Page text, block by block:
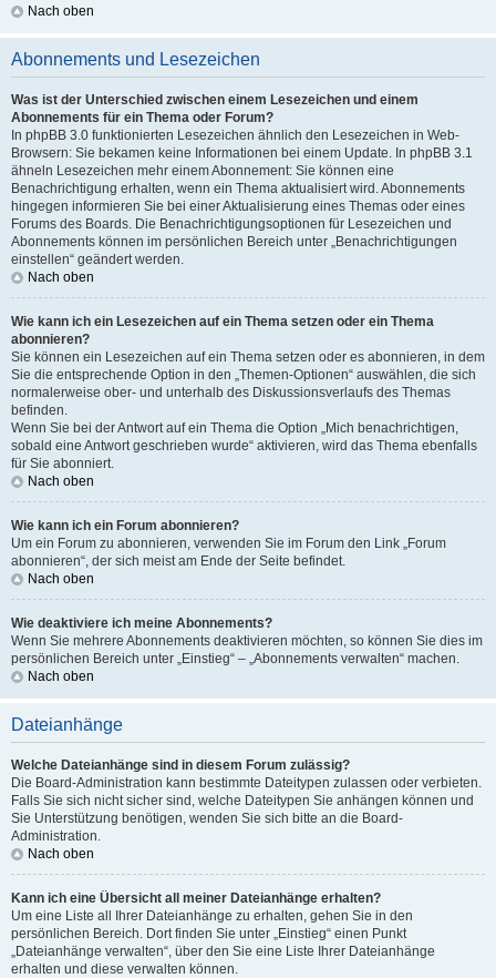
Nach oben
Abonnements und Lesezeichen
Was ist der Unterschied zwischen einem Lesezeichen und einem
Abonnements für ein Thema oder Forum?
In phpBB 3.0 funktionierten Lesezeichen ähnlich den Lesezeichen in Web-
Browsern: Sie bekamen keine Informationen bei einem Update. In phpBB 3.1
ähneln Lesezeichen mehr einem Abonnement: Sie können eine
Benachrichtigung erhalten, wenn ein Thema aktualisiert wird. Abonnements
hingegen informieren Sie bei einer Aktualisierung eines Themas oder eines
Forums des Boards. Die Benachrichtigungsoptionen für Lesezeichen und
Abonnements können im persönlichen Bereich unter „Benachrichtigungen
einstellen“ geändert werden.
Nach oben
Wie kann ich ein Lesezeichen auf ein Thema setzen oder ein Thema
abonnieren?
Sie können ein Lesezeichen auf ein Thema setzen oder es abonnieren, in dem
Sie die entsprechende Option in den „Themen-Optionen“ auswählen, die sich
normalerweise ober- und unterhalb des Diskussionsverlaufs des Themas
befinden.
Wenn Sie bei der Antwort auf ein Thema die Option „Mich benachrichtigen,
sobald eine Antwort geschrieben wurde“ aktivieren, wird das Thema ebenfalls
für Sie abonniert.
Nach oben
Wie kann ich ein Forum abonnieren?
Um ein Forum zu abonnieren, verwenden Sie im Forum den Link „Forum
abonnieren“, der sich meist am Ende der Seite befindet.
Nach oben
Wie deaktiviere ich meine Abonnements?
Wenn Sie mehrere Abonnements deaktivieren möchten, so können Sie dies im
persönlichen Bereich unter „Einstieg“ – „Abonnements verwalten“ machen.
Nach oben
Dateianhänge
Welche Dateianhänge sind in diesem Forum zulässig?
Die Board-Administration kann bestimmte Dateitypen zulassen oder verbieten.
Falls Sie sich nicht sicher sind, welche Dateitypen Sie anhängen können und
Sie Unterstützung benötigen, wenden Sie sich bitte an die Board-
Administration.
Nach oben
Kann ich eine Übersicht all meiner Dateianhänge erhalten?
Um eine Liste all Ihrer Dateianhänge zu erhalten, gehen Sie in den
persönlichen Bereich. Dort finden Sie unter „Einstieg“ einen Punkt
„Dateianhänge verwalten“, über den Sie eine Liste Ihrer Dateianhänge
erhalten und diese verwalten können.